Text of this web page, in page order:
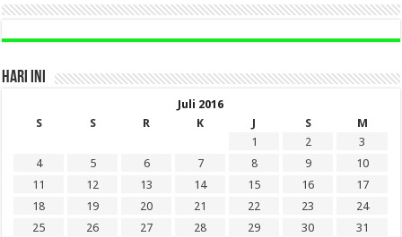
HARI INI
Juli 2016
S
S R K J S
M
1
2
3
4
5 6 7 8 9
10
11
12 13 14 15 16
17
18
19 20 21 22 23
24
25
26 27 28 29 30
31